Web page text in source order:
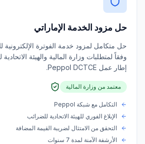
حل مزود الخدمة الإماراتي
حل متكامل لمزود خدمة الفوترة الإلكترونية
وفقاً لمتطلبات وزارة المالية والهيئة
إطار عمل Peppol DCTCE.
معتمد من وزارة المالية
التكامل مع شبكة Peppol
الإبلاغ الفوري للهيئة الاتحادية للضرائب
التحقق من الامتثال لضريبة القيمة المضافة
الأرشفة الآمنة لمدة 7 سنوات